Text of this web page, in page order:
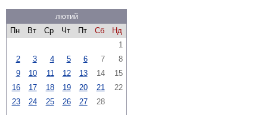
лютий
Пн
Вт Ср Чт Пт Сб
Нд
1
2
3 4 5 6 7
8
9
10 11 12 13 14
15
16
17 18 19 20 21
22
23
24 25 26 27 28